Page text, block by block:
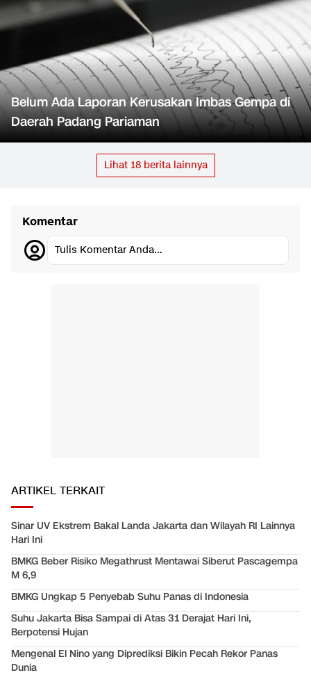
Belum Ada Laporan Kerusakan Imbas Gempa di
Daerah Padang Pariaman
Lihat 18berita lainnya
Komentar
Tulis Komentar Anda...
ARTIKEL TERKAIT
Sinar UV Ekstrem Bakal Landa Jakarta dan Wilayah RI Lainnya
Hari Ini
BMKG Beber Risiko Megathrust Mentawai Siberut Pascagempa
M 6,9
BMKG Ungkap 5 Penyebab Suhu Panas di Indonesia
Suhu Jakarta Bisa Sampai di Atas 31 Derajat Hari Ini,
Berpotensi Hujan
Mengenal El Nino yang Diprediksi Bikin Pecah Rekor Panas
Dunia